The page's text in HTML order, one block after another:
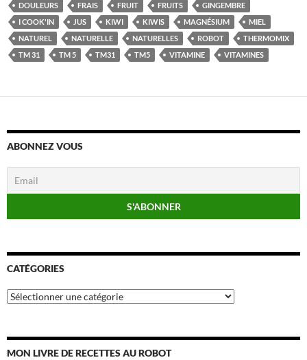
DOULEURS
FRAIS FRUIT FRUITS
GINGEMBRE
I COOK'IN
JUS KIWI KIWIS MAGNÉSIUM
MIEL
NATUREL
NATURELLE NATURELLES ROBOT
THERMOMIX
TM 31
TM 5 TM31 TM5 VITAMINE VITAMINES
ABONNEZ VOUS
CATÉGORIES
Catégories
MON LIVRE DE RECETTES AU ROBOT